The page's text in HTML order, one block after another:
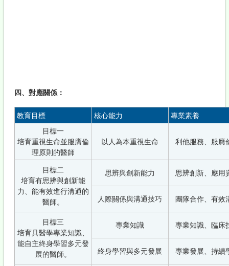
四、對應關係：
教育目標 核心能力
專業素養
目標一
培育重視生命並服膺倫
理原則的醫師
以人為本重視生命 利他服務、服膺
目標二
培育有思辨與創新能
力、能有效進行溝通的
醫師。
思辨與創新能力 思辨創新、應用
人際關係與溝通技巧 團隊合作、有效
目標三
培育具醫學專業知識、
能自主終身學習多元發
展的醫師。
專業知識 專業知識、臨床
終身學習與多元發展 專業發展、持續